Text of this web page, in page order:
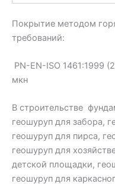
Покрытие методом
требований:
PN-EN-ISO 1461:1999
мкн
В строительстве
геошуруп для забора,
геошуруп для пирса,
геошуруп для
детской площадки,
геошуруп для